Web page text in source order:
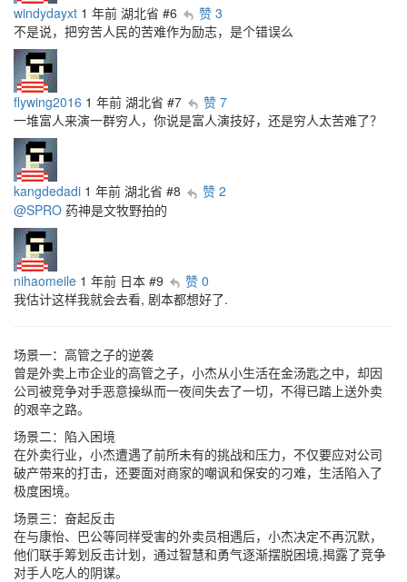
windydayxt 1 年前 湖北省 #6
赞 3
不是说，把穷苦人民的苦难作为励志，是个错误么
flywing2016 1 年前 湖北省 #7
赞 7
一堆富人来演一群穷人，你说是富人演技好，还是穷人太苦难了？
kangdedadi 1 年前 湖北省 #8
赞 2
@SPRO 药神是文牧野拍的
nihaomeile 1 年前 日本 #9
赞 0
我估计这样我就会去看, 剧本都想好了.
场景一：高管之子的逆袭
曾是外卖上市企业的高管之子，小杰从小生活在金汤匙之中，却因
公司被竞争对手恶意操纵而一夜间失去了一切，不得已踏上送外卖
的艰辛之路。
场景二：陷入困境
在外卖行业，小杰遭遇了前所未有的挑战和压力，不仅要应对公司
破产带来的打击，还要面对商家的嘲讽和保安的刁难，生活陷入了
极度困境。
场景三：奋起反击
在与康怡、巴公等同样受害的外卖员相遇后，小杰决定不再沉默，
他们联手筹划反击计划，通过智慧和勇气逐渐摆脱困境,揭露了竞争
对手人吃人的阴谋。